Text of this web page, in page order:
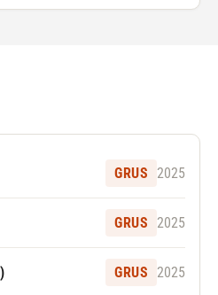
GRUS 2025
GRUS 2025
GRUS 2025